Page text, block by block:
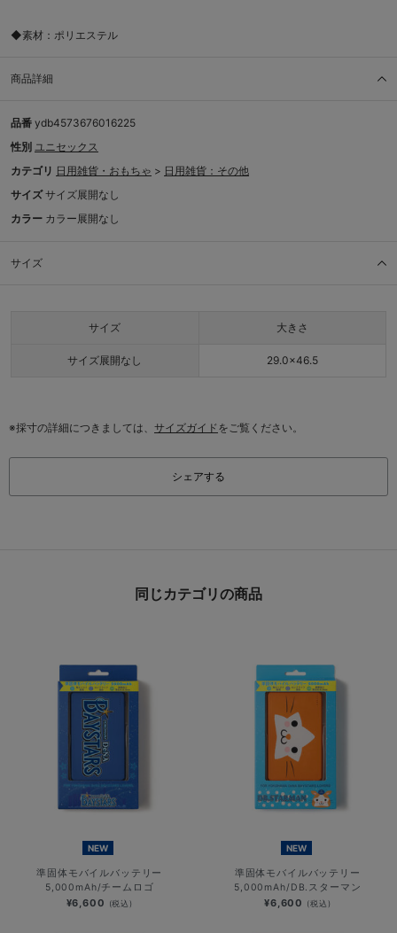
◆素材：ポリエステル
商品詳細
品番 ydb4573676016225
性別 ユニセックス
カテゴリ 日用雑貨・おもちゃ > 日用雑貨：その他
サイズ サイズ展開なし
カラー カラー展開なし
サイズ
サイズ 大きさ
サイズ展開なし 29.0×46.5
※採寸の詳細につきましては、 サイズガイド をご覧ください。
シェアする
同じカテゴリの商品
NEW
準固体モバイルバッテリー
5,000mAh/チームロゴ
¥6,600 (税込)
NEW
準固体モバイルバッテリー
5,000mAh/DB.スターマン
¥6,600 (税込)